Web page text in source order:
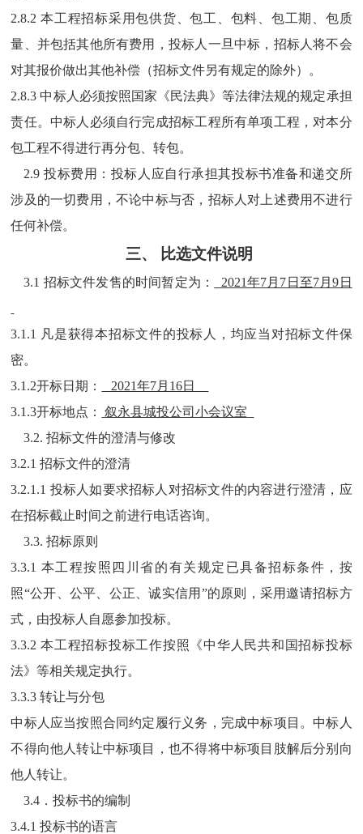
2.8.2 本工程招标采用包供货、包工、包料、包工期、包质
量、并包括其他所有费用，投标人一旦中标，招标人将不会
对其报价做出其他补偿（招标文件另有规定的除外）。
2.8.3 中标人必须按照国家《民法典》等法律法规的规定承担
责任。中标人必须自行完成招标工程所有单项工程，对本分
包工程不得进行再分包、转包。
2.9 投标费用 ： 投标人应自行承担其投标书准备和递交所
涉及的一切费用，不论中标与否，招标人对上述费用不进行
任何补偿。
三、 比选文件说明
3.1 招标文件发售的时间暂定为： 2021年7月7日至7月9日
3.1.1 凡是获得本招标文件的投标人，均应当对招标文件保
密。
3.1.2开标日期：
2021年7月16日
3.1.3开标地点：
叙永县城投公司小会议室
3.2. 招标文件的澄清与修改
3.2.1 招标文件的澄清
3.2.1.1 投标人如要求招标人对招标文件的内容进行澄清，应
在招标截止时间之前进行电话咨询。
3.3. 招标原则
3.3.1 本工程按照 四川省的有关规定已具备招标条件，按
照“公开、公平、公正、诚实信用”的原则，采用邀请招标方
式，由投标人自愿参加投标。
3.3.2 本工程招标投标工作按照《中华人民共和国招标投标
法》等相关规定执行。
3.3.3 转让与分包
中标人应当按照合同约定履行义务，完成中标项目。中标人
不得向他人转让中标项目，也不得将中标项目肢解后分别向
他人转让。
3.4．投标书的编制
3.4.1 投标书的语言